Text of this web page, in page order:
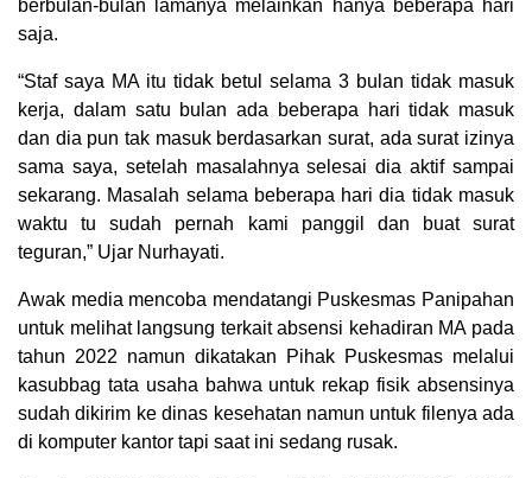
berbulan-bulan lamanya melainkan hanya beberapa hari
saja.
“Staf saya MA itu tidak betul selama 3 bulan tidak masuk
kerja, dalam satu bulan ada beberapa hari tidak masuk
dan dia pun tak masuk berdasarkan surat, ada surat izinya
sama saya, setelah masalahnya selesai dia aktif sampai
sekarang. Masalah selama beberapa hari dia tidak masuk
waktu tu sudah pernah kami panggil dan buat surat
teguran,” Ujar Nurhayati.
Awak media mencoba mendatangi Puskesmas Panipahan
untuk melihat langsung terkait absensi kehadiran MA pada
tahun 2022 namun dikatakan Pihak Puskesmas melalui
kasubbag tata usaha bahwa untuk rekap fisik absensinya
sudah dikirim ke dinas kesehatan namun untuk filenya ada
di komputer kantor tapi saat ini sedang rusak.